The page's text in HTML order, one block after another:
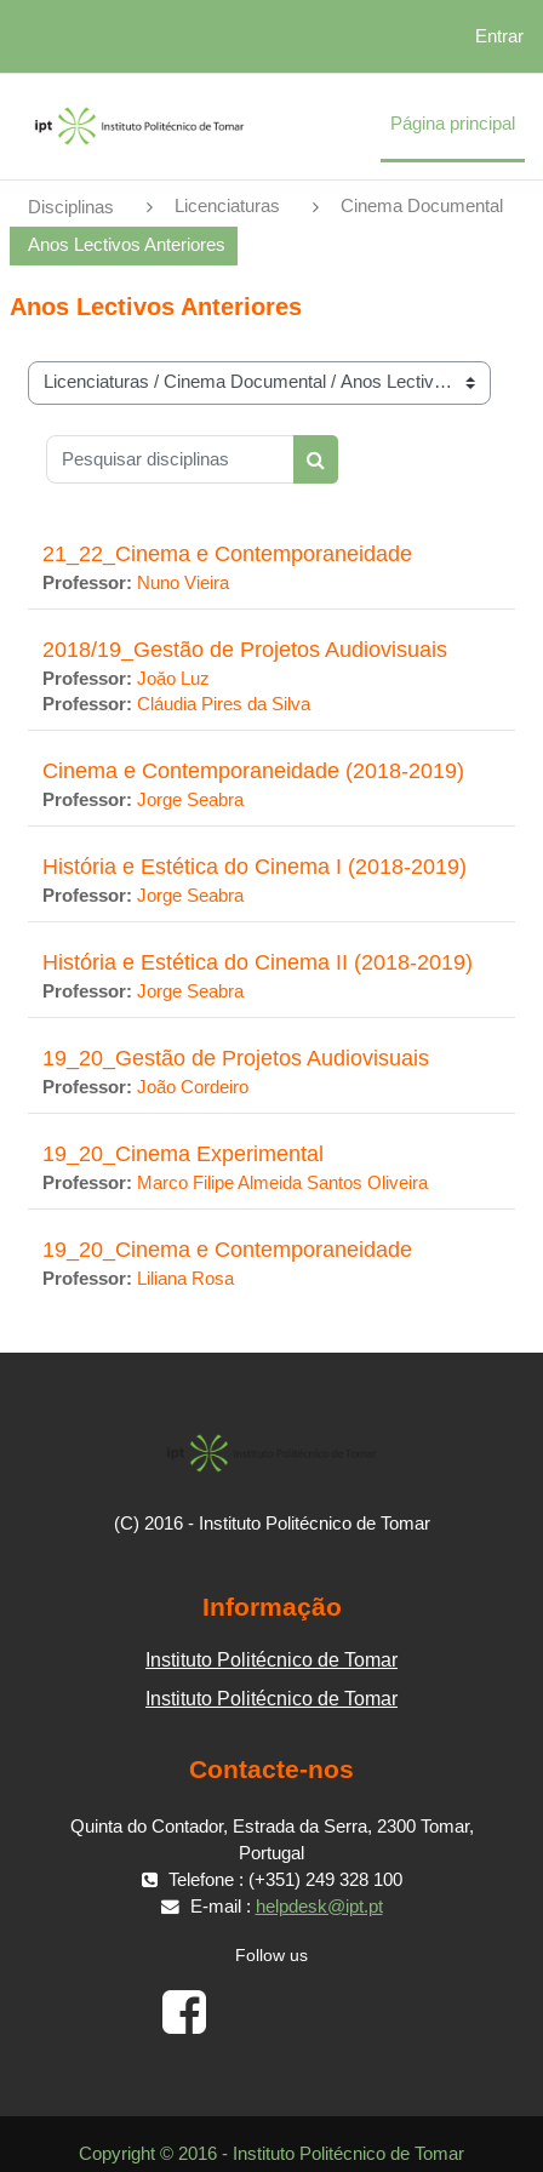
Entrar
Página principal
Disciplinas Licenciaturas Cinema Documental
Anos Lectivos Anteriores
Anos Lectivos Anteriores
Categorias de disciplinas
Pesquisar disciplinas
Pesquisar disciplinas
21_22_Cinema e Contemporaneidade
Professor: Nuno Vieira
2018/19_Gestão de Projetos Audiovisuais
Professor: Joăo Luz
Professor: Cláudia Pires da Silva
Cinema e Contemporaneidade (2018-2019)
Professor: Jorge Seabra
História e Estética do Cinema I (2018-2019)
Professor: Jorge Seabra
História e Estética do Cinema II (2018-2019)
Professor: Jorge Seabra
19_20_Gestão de Projetos Audiovisuais
Professor: João Cordeiro
19_20_Cinema Experimental
Professor: Marco Filipe Almeida Santos Oliveira
19_20_Cinema e Contemporaneidade
Professor: Liliana Rosa
(C) 2016 - Instituto Politécnico de Tomar
Informação
Instituto Politécnico de Tomar
Instituto Politécnico de Tomar
Contacte-nos
Quinta do Contador, Estrada da Serra, 2300 Tomar,
Portugal
Telefone : (+351) 249 328 100
E-mail : helpdesk@ipt.pt
Follow us
Copyright © 2016 - Instituto Politécnico de Tomar